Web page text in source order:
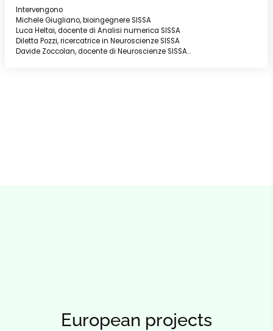
Intervengono
Michele Giugliano, bioingegnere SISSA
Luca Heltai, docente di Analisi numerica SISSA
Diletta Pozzi, ricercatrice in Neuroscienze SISSA
Davide Zoccolan, docente di Neuroscienze SISSA
European projects